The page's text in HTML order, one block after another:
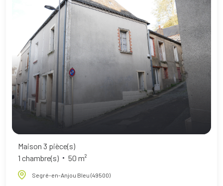
Maison 3 pièce(s)
1 chambre(s)
50 m²
Segré-en-Anjou Bleu (49500)